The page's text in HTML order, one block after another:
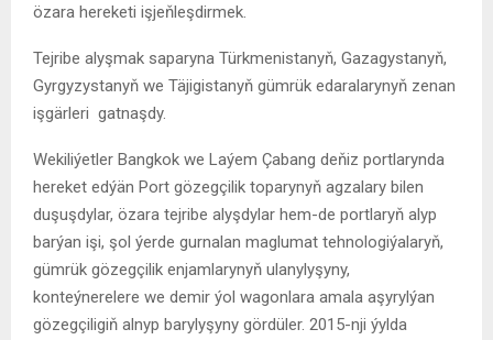
özara hereketi işjeňleşdirmek.
Tejribe alyşmak saparyna Türkmenistanyň, Gazagystanyň,
Gyrgyzystanyň we Täjigistanyň gümrük edaralarynyň zenan
işgärleri gatnaşdy.
Wekiliýetler Bangkok we Laýem Çabang deňiz portlarynda
hereket edýän Port gözegçilik toparynyň agzalary bilen
duşuşdylar, özara tejribe alyşdylar hem-de portlaryň alyp
barýan işi, şol ýerde gurnalan maglumat tehnologiýalaryň,
gümrük gözegçilik enjamlarynyň ulanylyşyny,
konteýnerelere we demir ýol wagonlara amala aşyrylýan
gözegçiligiň alnyp barylyşyny gördüler. 2015-nji ýylda